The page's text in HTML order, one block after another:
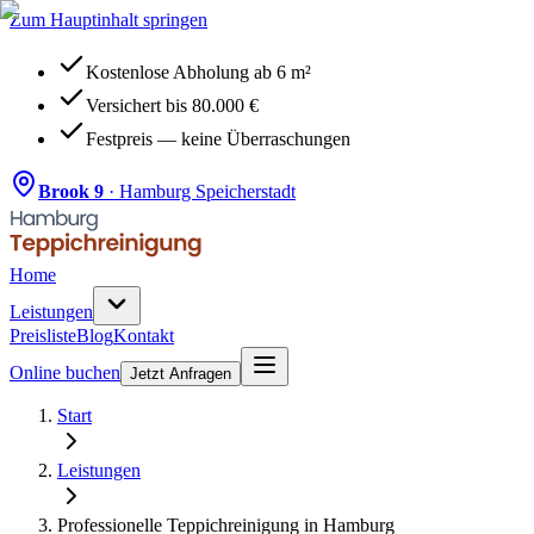
Zum Hauptinhalt springen
Kostenlose Abholung ab 6 m²
Versichert bis 80.000 €
Festpreis — keine Überraschungen
Brook 9 · Hamburg Speicherstadt
Home
Leistungen
PreislisteBlogKontakt
Online buchen Jetzt Anfragen
Start
Leistungen
Professionelle Teppichreinigung in Hamburg